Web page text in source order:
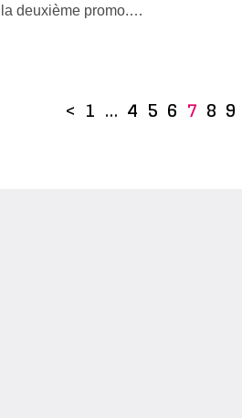
la deuxième promo.…
< 1 … 4 5 6 7 8 9